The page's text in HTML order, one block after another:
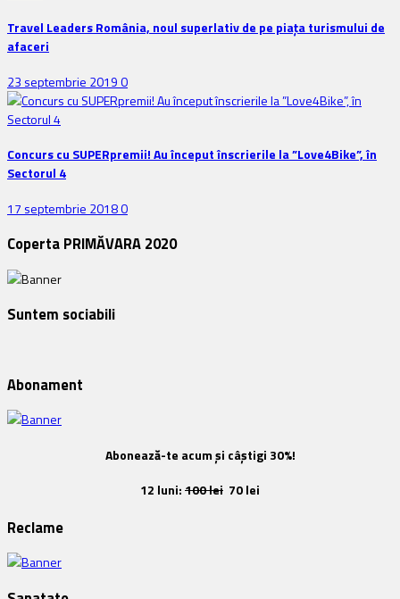
Travel Leaders România, noul superlativ de pe piața turismului de
afaceri
23 septembrie 20190
Concurs cu SUPERpremii! Au început înscrierile la ”Love4Bike”, în
Sectorul 4
17 septembrie 20180
Coperta PRIMĂVARA 2020
Suntem sociabili
Abonament
Abonează-te acum și câștigi 30%!
12 luni:100 lei 70 lei
Reclame